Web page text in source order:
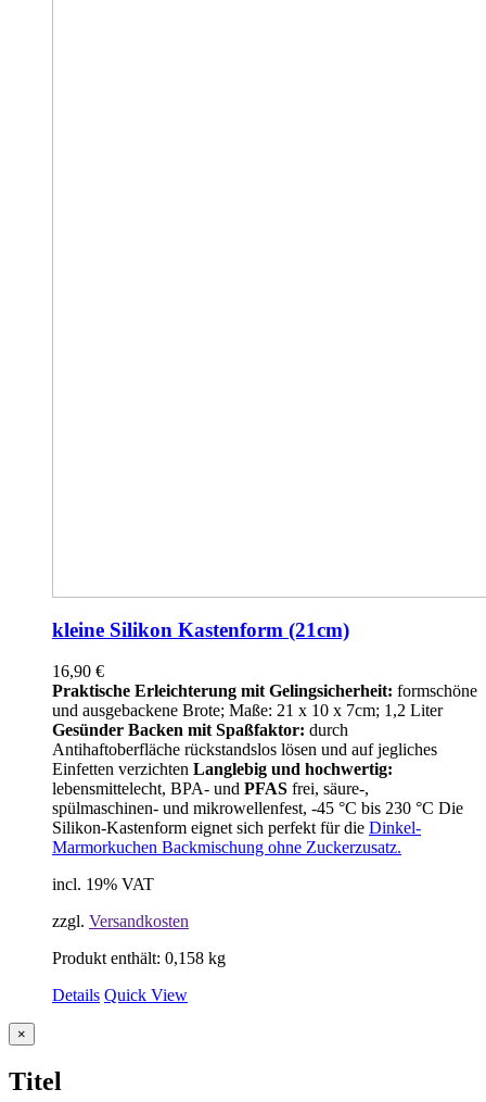
kleine Silikon Kastenform (21cm)
16,90 €
Praktische Erleichterung mit Gelingsicherheit: formschöne
und ausgebackene Brote; Maße: 21 x 10 x 7cm; 1,2 Liter
Gesünder Backen mit Spaßfaktor: durch
Antihaftoberfläche rückstandslos lösen und auf jegliches
Einfetten verzichten Langlebig und hochwertig:
lebensmittelecht, BPA- und PFAS frei, säure-,
spülmaschinen- und mikrowellenfest, -45 °C bis 230 °C Die
Silikon-Kastenform eignet sich perfekt für die Dinkel-
Marmorkuchen Backmischung ohne Zuckerzusatz.
incl. 19% VAT
zzgl. Versandkosten
Produkt enthält: 0,158 kg
Details Quick View
Close
product
view
×
Titel